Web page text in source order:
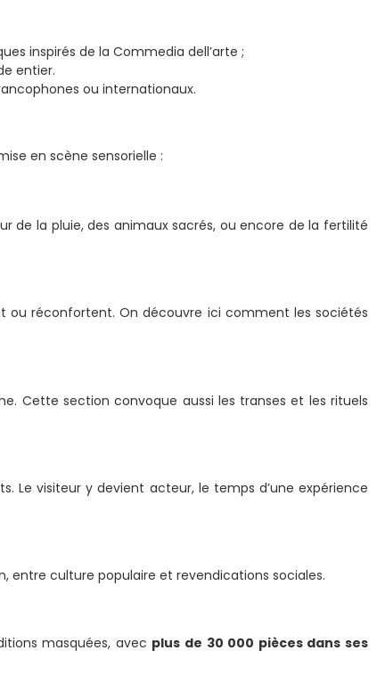
inspirés de la Commedia dell’arte ;
entier.
ou internationaux.
en scène sensorielle :
de la pluie, des animaux sacrés, ou encore de la fertilité
ou réconfortent. On découvre ici comment les sociétés
Cette section convoque aussi les transes et les rituels
Le visiteur y devient acteur, le temps d’une expérience
entre culture populaire et revendications sociales.
masquées, avec plus de 30 000 pièces dans ses